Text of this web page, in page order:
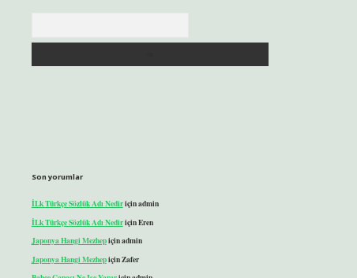
Son yorumlar
İLk Türkçe Sözlük Adı Nediriçinadmin
İLk Türkçe Sözlük Adı NediriçinEren
Japonya Hangi Mezhepiçinadmin
Japonya Hangi MezhepiçinZafer